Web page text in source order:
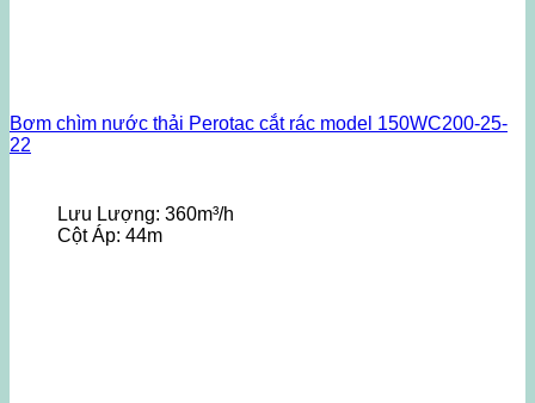
Bơm chìm nước thải Perotac cắt rác model 150WC200-25-
22
Lưu Lượng: 360m³/h
Cột Áp: 44m